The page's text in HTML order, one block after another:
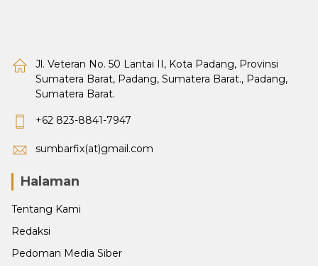
Jl. Veteran No. 50 Lantai II, Kota Padang, Provinsi
Sumatera Barat, Padang, Sumatera Barat., Padang,
Sumatera Barat.
+62 823-8841-7947
sumbarfix(at)gmail.com
Halaman
Tentang Kami
Redaksi
Pedoman Media Siber